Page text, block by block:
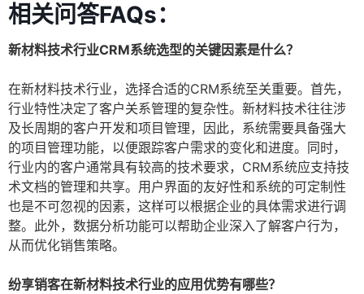
相关问答FAQs：
新材料技术行业CRM系统选型的关键因素是什么？
在新材料技术行业，选择合适的CRM系统至关重要。首先，
行业特性决定了客户关系管理的复杂性。新材料技术往往涉
及长周期的客户开发和项目管理，因此，系统需要具备强大
的项目管理功能，以便跟踪客户需求的变化和进度。同时，
行业内的客户通常具有较高的技术要求，CRM系统应支持技
术文档的管理和共享。用户界面的友好性和系统的可定制性
也是不可忽视的因素，这样可以根据企业的具体需求进行调
整。此外，数据分析功能可以帮助企业深入了解客户行为，
从而优化销售策略。
纷享销客在新材料技术行业的应用优势有哪些？